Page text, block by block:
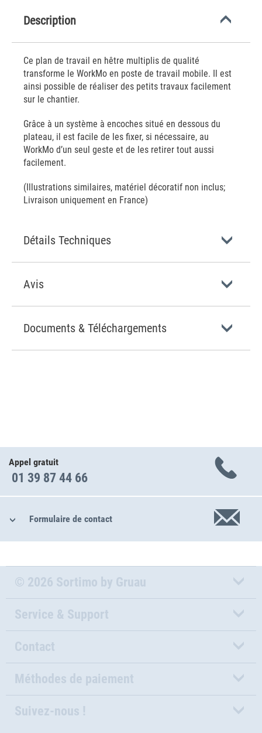
Description
Ce plan de travail en hêtre multiplis de qualité
transforme le WorkMo en poste de travail mobile. Il est
ainsi possible de réaliser des petits travaux facilement
sur le chantier.
Grâce à un système à encoches situé en dessous du
plateau, il est facile de les fixer, si nécessaire, au
WorkMo d’un seul geste et de les retirer tout aussi
facilement.
(Illustrations similaires, matériel décoratif non inclus;
Livraison uniquement en France)
Détails Techniques
Avis
Documents & Téléchargements
Appel gratuit
01 39 87 44 66
Formulaire de contact
© 2026 Sortimo by Gruau
Service & Support
Contact
Méthodes de paiement
Suivez-nous !